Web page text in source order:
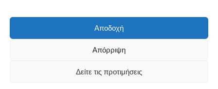
Αποδοχή
Απόρριψη
Δείτε τις προτιμήσεις
Νομικές πληροφορίες